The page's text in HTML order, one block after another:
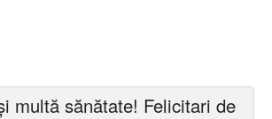
multă sănătate! Felicitari de